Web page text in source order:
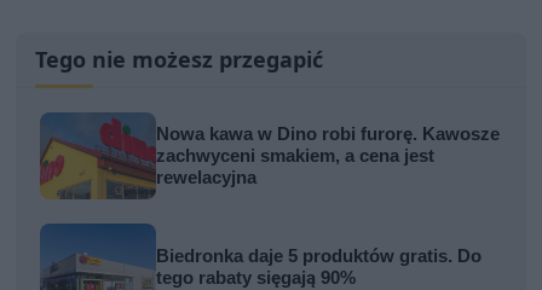
Tego nie możesz przegapić
Nowa kawa w Dino robi furorę. Kawosze
zachwyceni smakiem, a cena jest
rewelacyjna
Biedronka daje 5 produktów gratis. Do
tego rabaty sięgają 90%